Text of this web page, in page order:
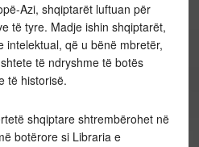
Azi, shqiptarët luftuan për
të tyre. Madje ishin shqiptarët,
intelektual, që u bënë mbretër,
të ndryshme të botës
të historisë.
shqiptare shtrembërohet në
botërore si Libraria e